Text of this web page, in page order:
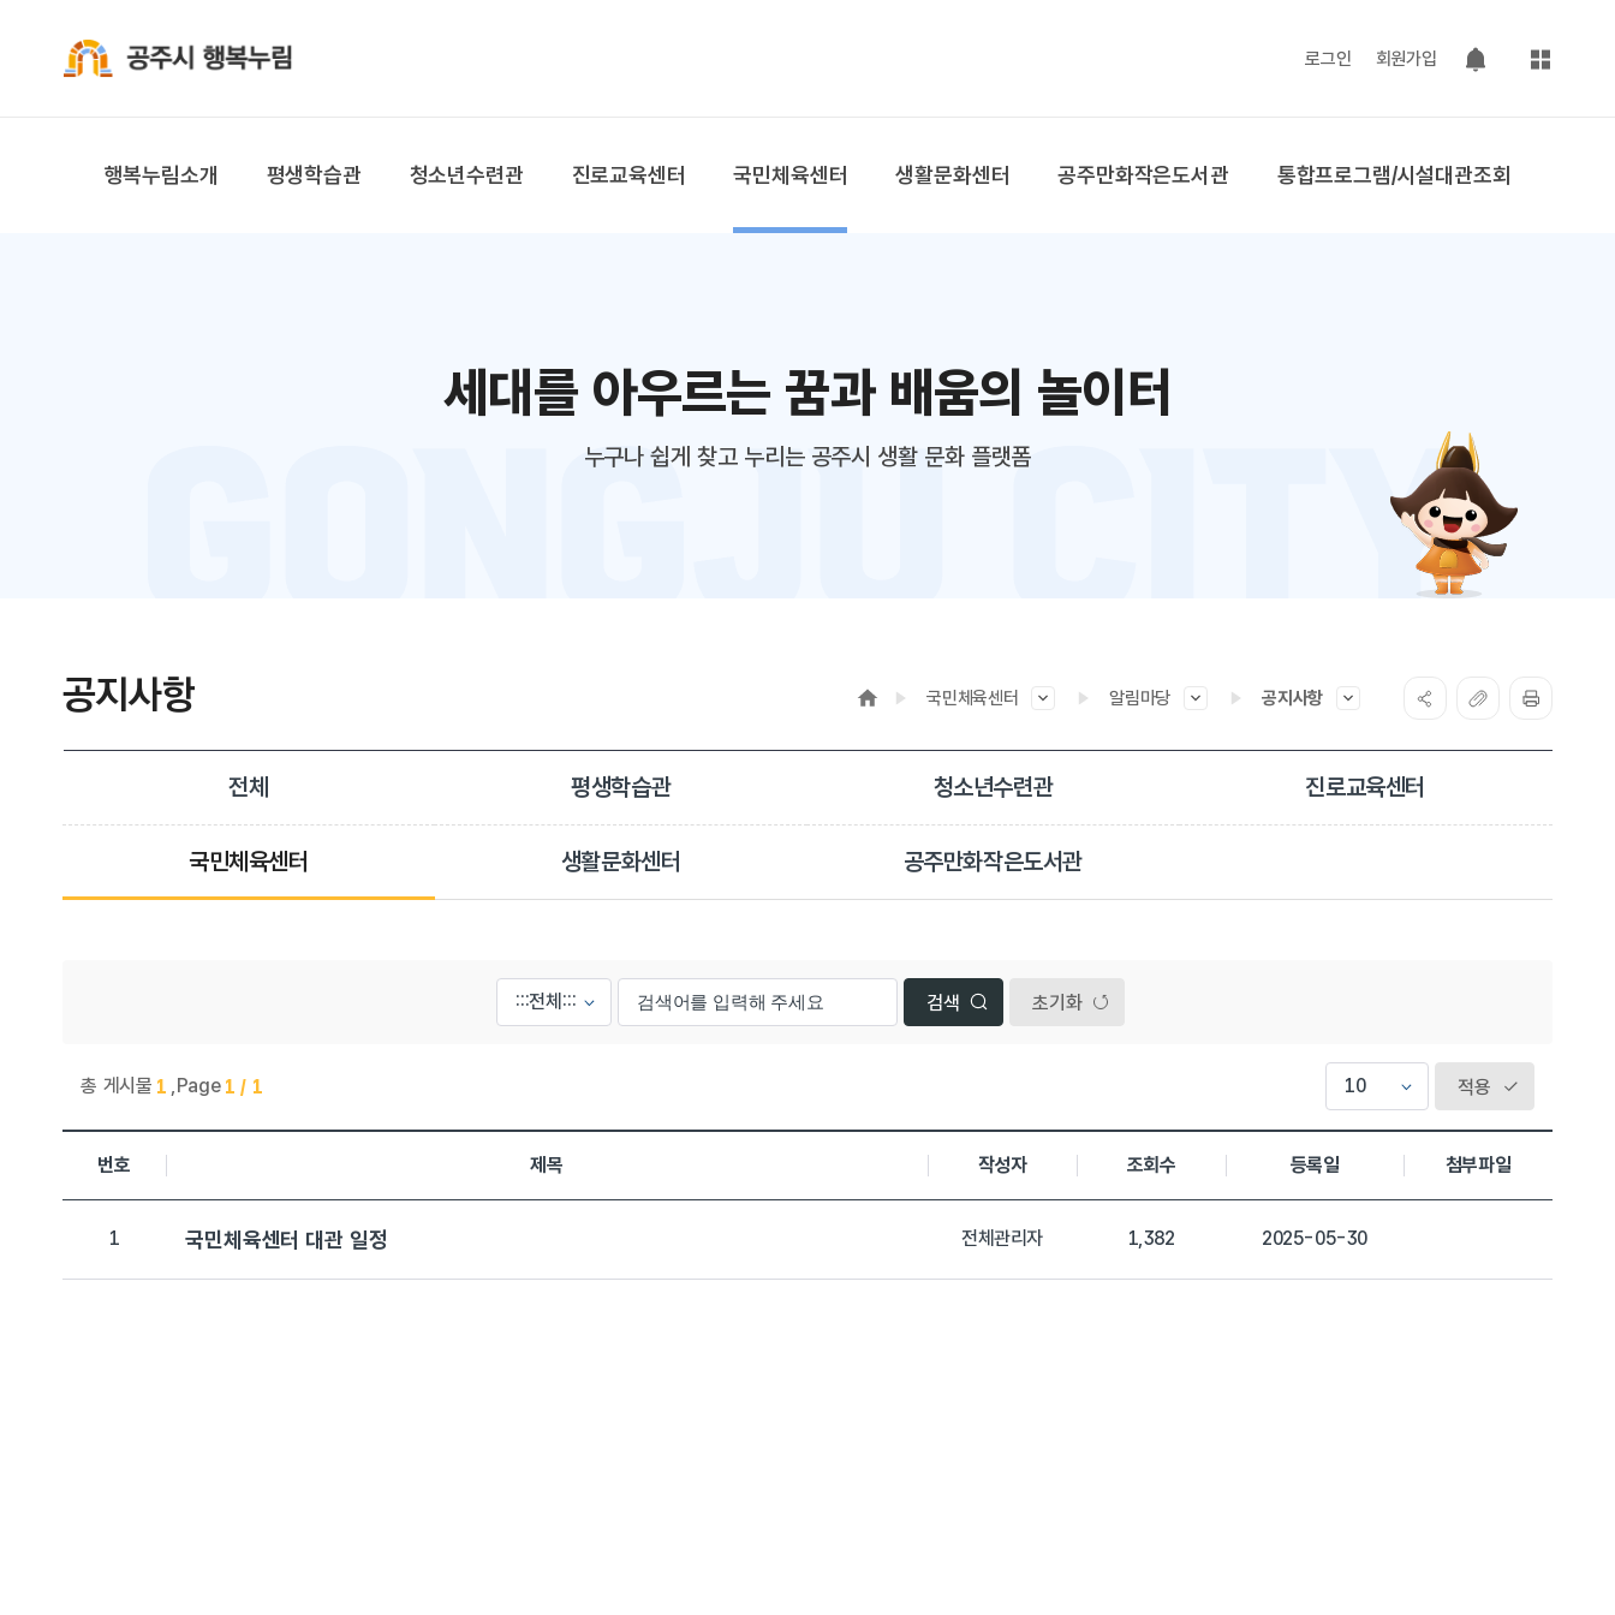
로그인 회원가입
팝업 열기
사이트맵
행복누림소개 평생학습관 청소년수련관 진로교육센터 국민체육센터 생활문화센터 공주만화작은도서관 통합프로그램/시설대관조회
세대를 아우르는 꿈과 배움의 놀이터
누구나 쉽게 찾고 누리는 공주시 생활 문화 플랫폼
공지사항 국민체육센터 알림마당 공지사항
전체 평생학습관 청소년수련관 진로교육센터
국민체육센터 생활문화센터 공주만화작은도서관
초기화
총 게시물 1 ,Page 1 / 1
적용
국민체육센터 > 공지사항 목록으로 번호, 제목, 작성자, 조회수,등록일, 첨부파일로 나열 되고 있습니다.
번호
제목 작성자 조회수 등록일 첨부파일
1 국민체육센터 대관 일정 전체관리자 1,382 2025-05-30